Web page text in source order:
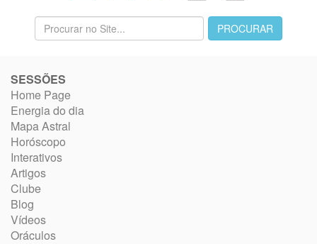
SESSÕES
Home Page
Energia do dia
Mapa Astral
Horóscopo
Interativos
Artigos
Clube
Blog
Vídeos
Oráculos